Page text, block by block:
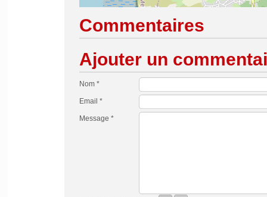
Commentaires
Ajouter un
Nom *
Email *
Message *